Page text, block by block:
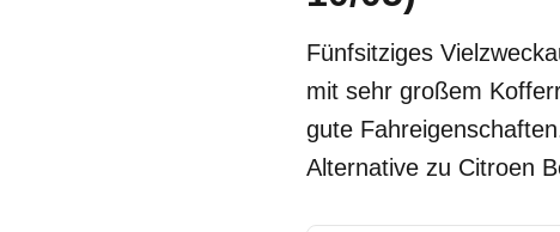
Fünfsitziges
mit sehr großem
gute
Alternative zu Citroen